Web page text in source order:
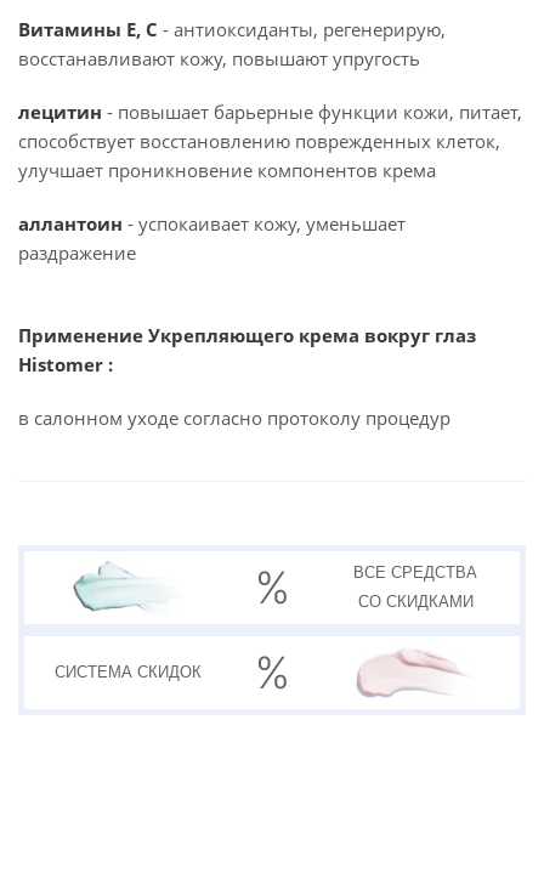
Витамины Е, С - антиоксиданты, регенерирую,
восстанавливают кожу, повышают упругость
лецитин - повышает барьерные функции кожи, питает,
способствует восстановлению поврежденных клеток,
улучшает проникновение компонентов крема
аллантоин - успокаивает кожу, уменьшает
раздражение
Применение Укрепляющего крема вокруг глаз
Histomer :
в салонном уходе согласно протоколу процедур
ВСЕ СРЕДСТВА
СО СКИДКАМИ
СИСТЕМАСКИДОК